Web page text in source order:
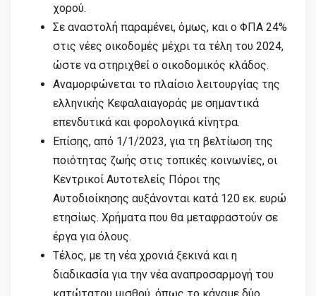
χορού.
Σε αναστολή παραμένει, όμως, και ο ΦΠΑ 24%
στις νέες οικοδομές μέχρι τα τέλη του 2024,
ώστε να στηριχθεί ο οικοδομικός κλάδος.
Αναμορφώνεται το πλαίσιο λειτουργίας της
ελληνικής Κεφαλαιαγοράς με σημαντικά
επενδυτικά και φορολογικά κίνητρα.
Επίσης, από 1/1/2023, για τη βελτίωση της
ποιότητας ζωής στις τοπικές κοινωνίες, οι
Κεντρικοί Αυτοτελείς Πόροι της
Αυτοδιοίκησης αυξάνονται κατά 120 εκ. ευρώ
ετησίως. Χρήματα που θα μεταφραστούν σε
έργα για όλους.
Τέλος, με τη νέα χρονιά ξεκινά και η
διαδικασία για την νέα αναπροσαρμογή του